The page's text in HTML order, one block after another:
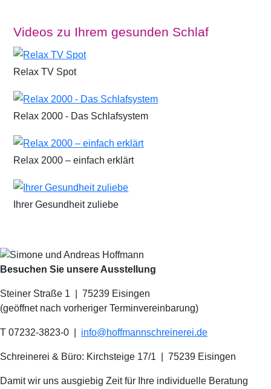
Videos zu Ihrem gesunden Schlaf
Relax TV Spot
Relax 2000 - Das Schlafsystem
Relax 2000 – einfach erklärt
Ihrer Gesundheit zuliebe
Besuchen Sie unsere Ausstellung
Steiner Straße 1 | 75239 Eisingen
(geöffnet nach vorheriger Terminvereinbarung)
T 07232-3823-0 info@hoffmannschreinerei.de
Schreinerei & Büro: Kirchsteige 17/1 75239 Eisingen
Damit wir uns ausgiebig Zeit für Ihre individuelle Beratung